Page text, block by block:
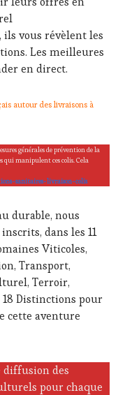
ils vous révèlent les
Les meilleures
en direct.
autour des livraisons à
générales de prévention de la
qui manipulent ces colis. Cela
sanitaires-livraison-colis
durable, nous
dans les 11
Viticoles,
Transport,
Terroir,
18 Distinctions pour
cette aventure
diffusion des
pour chaque